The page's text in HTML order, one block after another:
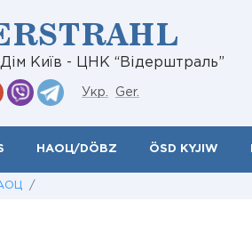
Київ - ЦНК “Відерштраль”
Укр. Ger.
НАОЦ/DÖBZ ÖSD KYJIW
/